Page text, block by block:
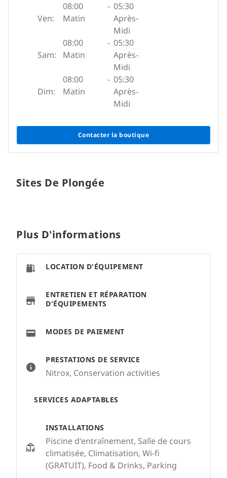
Ven:
08:00
Matin
- 05:30
Après-
Midi
Sam:
08:00
Matin
- 05:30
Après-
Midi
Dim:
08:00
Matin
- 05:30
Après-
Midi
Contacter la boutique
Sites De Plongée
Plus D'informations
PRESTATIONS DE SERVICE
Nitrox, Conservation activities
SERVICES ADAPTABLES
INSTALLATIONS
Piscine d'entraînement, Salle de cours
climatisée, Climatisation, Wi-fi
(GRATUIT), Food & Drinks, Parking
LOCATION D'ÉQUIPEMENT
ENTRETIEN ET RÉPARATION
D'ÉQUIPEMENTS
MODES DE PAIEMENT